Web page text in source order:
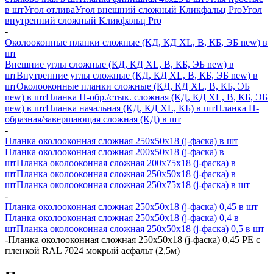
в штУгол отливаУгол внешний сложный Кликфальц ProУгол
внутренний сложный Кликфальц Pro
-
Околооконные планки сложные (КД, КД XL, В, КБ, ЭБ new) в
шт
Внешние углы сложные (КД, КД XL, В, КБ, ЭБ new) в
штВнутренние углы сложные (КД, КД XL, В, КБ, ЭБ new) в
штОколооконные планки сложные (КД, КД XL, В, КБ, ЭБ
new) в штПланка H-обр./стык. сложная (КД, КД XL, В, КБ, ЭБ
new) в штПланка начальная (КД, КД XL, КБ) в штПланка П-
образная/завершающая сложная (КД) в шт
-
Планка околооконная сложная 250х50х18 (j-фаска) в шт
Планка околооконная сложная 200х50х18 (j-фаска) в
штПланка околооконная сложная 200х75х18 (j-фаска) в
штПланка околооконная сложная 250х50х18 (j-фаска) в
штПланка околооконная сложная 250х75х18 (j-фаска) в шт
-
Планка околооконная сложная 250х50х18 (j-фаска) 0,45 в шт
Планка околооконная сложная 250х50х18 (j-фаска) 0,4 в
штПланка околооконная сложная 250х50х18 (j-фаска) 0,5 в шт
-Планка околооконная сложная 250х50х18 (j-фаска) 0,45 PE с
пленкой RAL 7024 мокрый асфальт (2,5м)